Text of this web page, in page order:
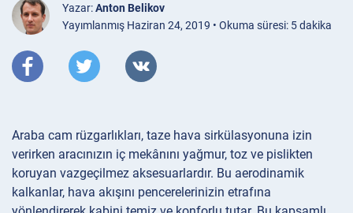
Yazar:Anton Belikov
Yayımlanmış Haziran 24, 2019 • Okuma süresi: 5 dakika
Araba cam rüzgarlıkları, taze hava sirkülasyonuna izin
verirken aracınızın iç mekânını yağmur, toz ve pislikten
koruyan vazgeçilmez aksesuarlardır. Bu aerodinamik
kalkanlar, hava akışını pencerelerinizin etrafına